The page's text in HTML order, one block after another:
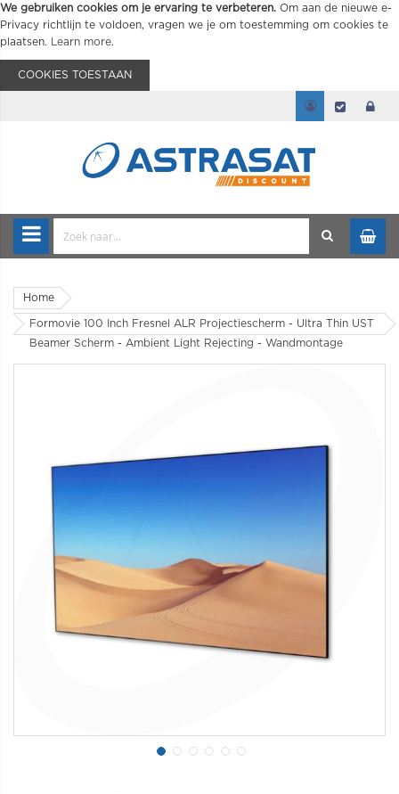
We gebruiken cookies om je ervaring te verbeteren. Om aan de nieuwe e-
Privacy richtlijn te voldoen, vragen we je om toestemming om cookies te
plaatsen.
Learn more.
COOKIES TOESTAAN
Home
Formovie 100 Inch Fresnel ALR Projectiescherm - Ultra Thin UST
Beamer Scherm - Ambient Light Rejecting - Wandmontage